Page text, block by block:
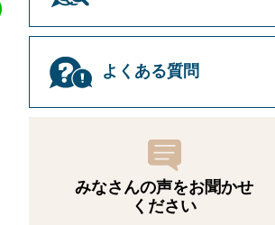
よくある質問
みなさんの声をお聞かせ
ください